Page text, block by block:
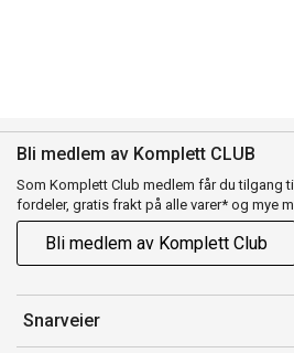
Bli medlem av Komplett CLUB
Som Komplett Club medlem får du tilgang
fordeler, gratis frakt på alle varer* og mye
Bli medlem av Komplett Club
Snarveier